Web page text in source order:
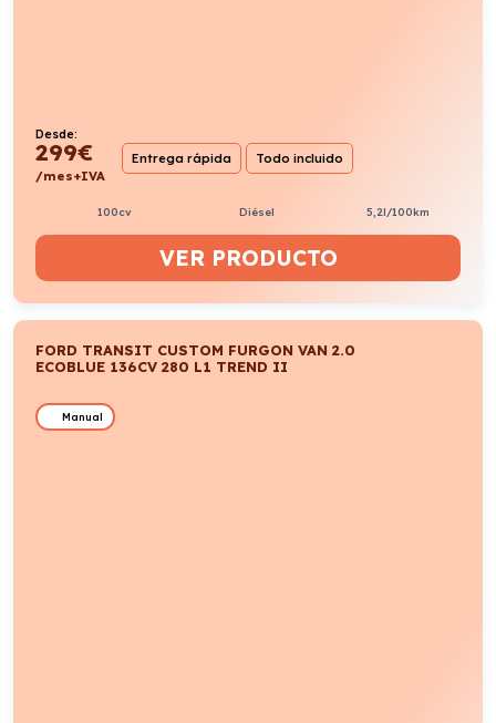
Desde:
299€
/mes+IVA
Entrega rápida Todo incluido
100cv Diésel 5,2l/100km
VER PRODUCTO
FORD TRANSIT CUSTOM FURGON VAN 2.0
ECOBLUE 136CV 280 L1 TREND II
Manual